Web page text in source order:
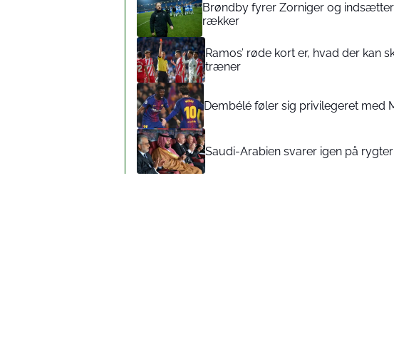
Brøndby fyrer Zorniger og
rækker
Ramos’ røde kort er, hvad der kan
træner
Dembélé føler sig privilegeret med
Saudi-Arabien svarer igen på